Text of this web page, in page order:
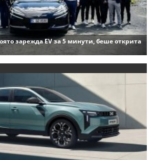
зарежда EV за 5 минути, беше открита